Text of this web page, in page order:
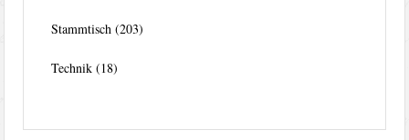
Stammtisch (203)
Technik (18)